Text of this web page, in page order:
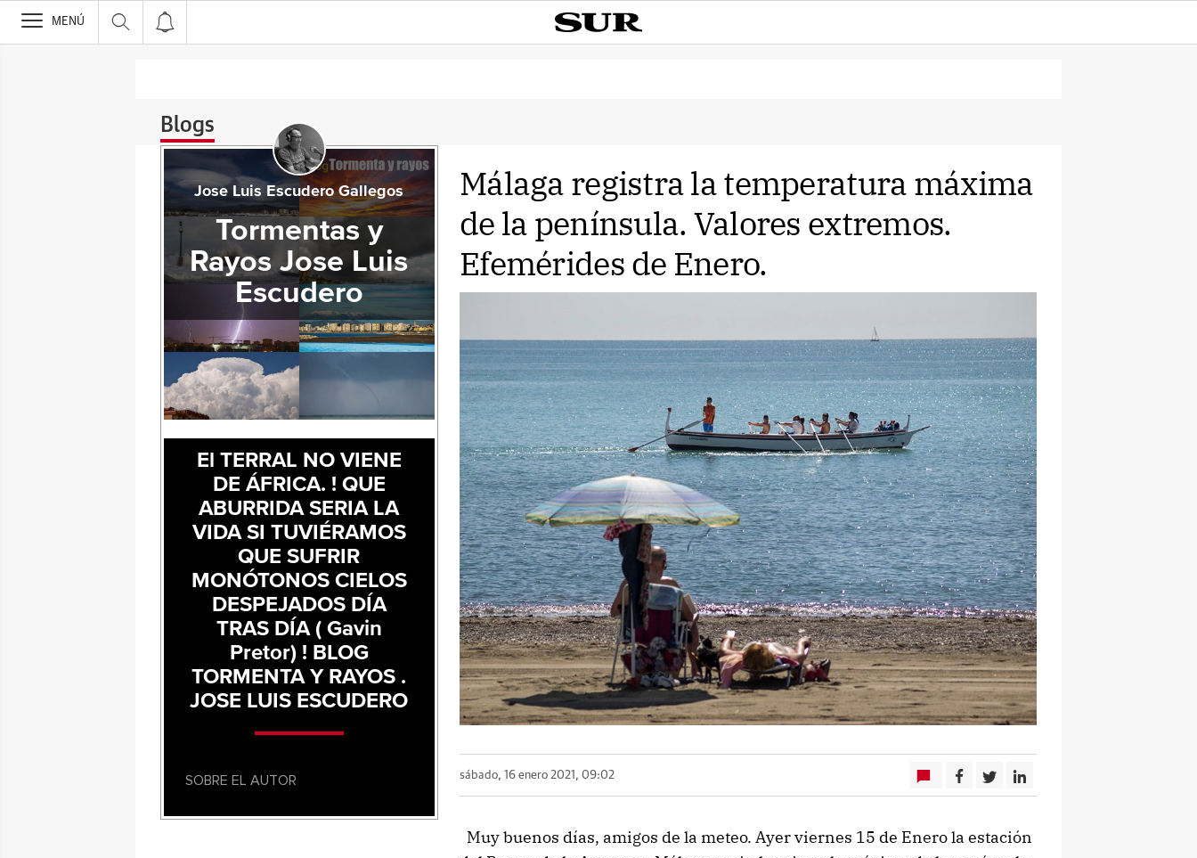
>
MENÚ
Blogs
Málaga registra la temperatura máxima
de la península. Valores extremos.
Efemérides de Enero.
sábado, 16 enero 2021, 09:02
Muy buenos días, amigos de la meteo. Ayer viernes 15 de Enero la estación
Jose Luis Escudero Gallegos
Tormentas y
Rayos Jose Luis
Escudero
El TERRAL NO VIENE
DE ÁFRICA. ! QUE
ABURRIDA SERIA LA
VIDA SI TUVIÉRAMOS
QUE SUFRIR
MONÓTONOS CIELOS
DESPEJADOS DÍA
TRAS DÍA ( Gavin
Pretor) ! BLOG
TORMENTA Y RAYOS .
JOSE LUIS ESCUDERO
SOBRE EL AUTOR